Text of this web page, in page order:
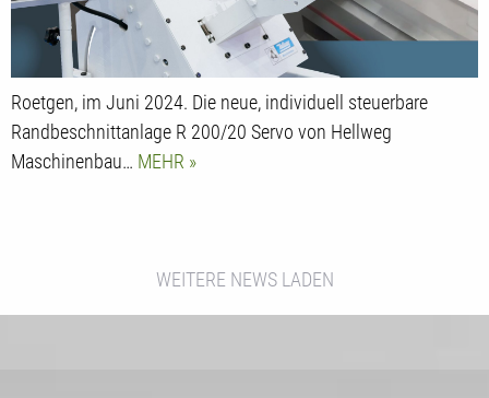
Roetgen, im Juni 2024. Die neue, individuell steuerbare
Randbeschnittanlage R 200/20 Servo von Hellweg
Maschinenbau… MEHR
WEITERE NEWS LADEN